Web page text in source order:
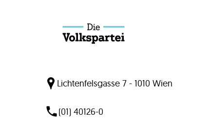
Lichtenfelsgasse 7 - 1010 Wien
(01) 40126-0